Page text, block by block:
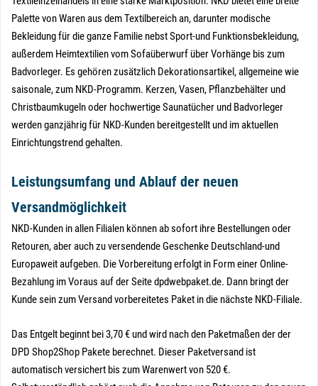
Palette von Waren aus dem Textilbereich an, darunter modische
Bekleidung für die ganze Familie nebst Sport-und Funktionsbekleidung,
außerdem Heimtextilien vom Sofaüberwurf über Vorhänge bis zum
Badvorleger. Es gehören zusätzlich Dekorationsartikel, allgemeine wie
saisonale, zum NKD-Programm. Kerzen, Vasen, Pflanzbehälter und
Christbaumkugeln oder hochwertige Saunatücher und Badvorleger
werden ganzjährig für NKD-Kunden bereitgestellt und im aktuellen
Einrichtungstrend gehalten.
Leistungsumfang und Ablauf der neuen
Versandmöglichkeit
NKD-Kunden in allen Filialen können ab sofort ihre Bestellungen oder
Retouren, aber auch zu versendende Geschenke Deutschland-und
Europaweit aufgeben. Die Vorbereitung erfolgt in Form einer Online-
Bezahlung im Voraus auf der Seite dpdwebpaket.de. Dann bringt der
Kunde sein zum Versand vorbereitetes Paket in die nächste NKD-Filiale.
Das Entgelt beginnt bei 3,70 € und wird nach den Paketmaßen der der
DPD Shop2Shop Pakete berechnet. Dieser Paketversand ist
automatisch versichert bis zum Warenwert von 520 €.